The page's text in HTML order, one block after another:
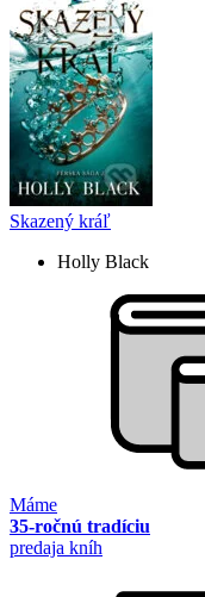
Skazený kráľ
Holly Black
Máme
35-ročnú tradíciu
predaja kníh